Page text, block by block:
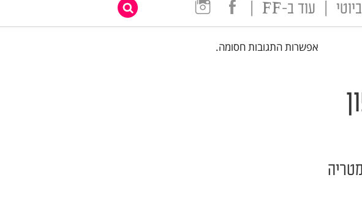
ביוטי עוד ב-FF
אפשרות התגובות חסומה.